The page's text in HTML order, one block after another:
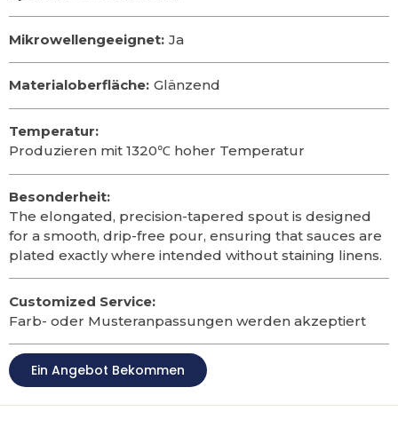
Mikrowellengeeignet: Ja
Materialoberfläche: Glänzend
Temperatur:
Produzieren mit 1320℃ hoher Temperatur
Besonderheit:
The elongated, precision-tapered spout is designed
for a smooth, drip-free pour, ensuring that sauces are
plated exactly where intended without staining linens.
Customized Service:
Farb- oder Musteranpassungen werden akzeptiert
Ein Angebot Bekommen